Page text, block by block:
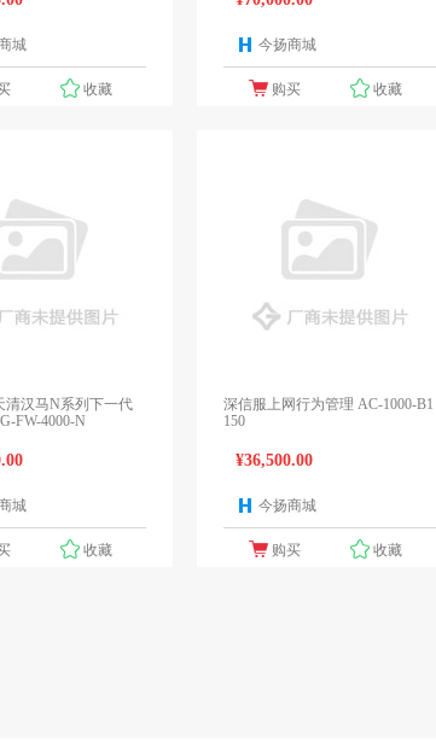
城
收藏
今扬商城
购买 收藏
清汉马N系列下一代
FW-4000-N
城
收藏
深信服上网行为管理 AC-1000-B1
150
¥36,500.00
今扬商城
购买 收藏